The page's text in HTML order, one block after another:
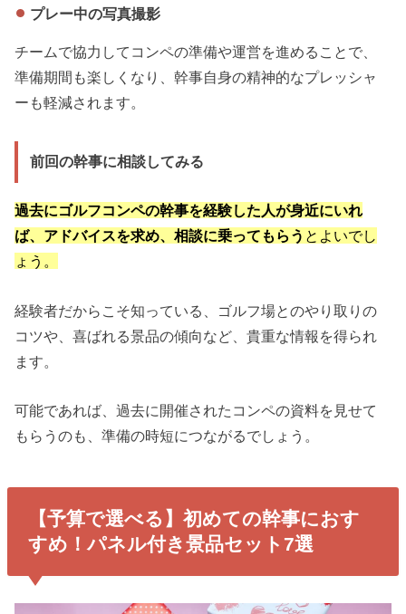
プレー中の写真撮影
チームで協力してコンペの準備や運営を進めることで、
準備期間も楽しくなり、幹事自身の精神的なプレッシャ
ーも軽減されます。
前回の幹事に相談してみる
過去にゴルフコンペの幹事を経験した人が身近にいれ
ば、アドバイスを求め、相談に乗ってもらう とよいでし
ょう。
経験者だからこそ知っている、ゴルフ場とのやり取りの
コツや、喜ばれる景品の傾向など、貴重な情報を得られ
ます。
可能であれば、過去に開催されたコンペの資料を見せて
もらうのも、準備の時短につながるでしょう。
【予算で選べる】初めての幹事におす
すめ！パネル付き景品セット7選